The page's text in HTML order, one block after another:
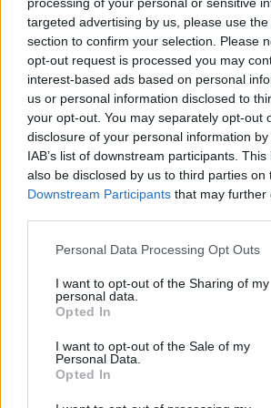
targeted advertising by us, please use
section to confirm your selection. Please
opt-out request is processed you may
interest-based ads based on personal
us or personal information disclosed to
your opt-out. You may separately opt-out
disclosure of your personal information
IAB’s list of downstream participants.
also be disclosed by us to third parties on
Downstream Participants that may further
Personal Data Processing Opt Outs
I want to opt-out of the Sharing of my
personal data.
Opted In
I want to opt-out of the Sale of my
Personal Data.
Opted In
kriminale
Esim for Global Esim for Europe